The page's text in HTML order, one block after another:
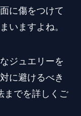
に傷をつけて
いますよね。
ジュエリーを
に避けるべき
までを詳しくご